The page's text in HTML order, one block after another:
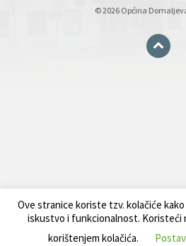
© 2026 Općina
Ove stranice koriste tzv. kolačiće
iskustvo i funkcionalnost. Koristeći
korištenjem kolačića.